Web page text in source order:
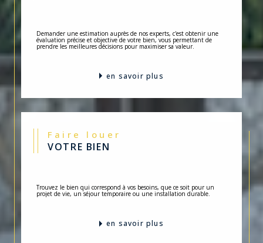
Demander une estimation auprès de nos experts, c'est obtenir une
évaluation précise et objective de votre bien, vous permettant de
prendre les meilleures décisions pour maximiser sa valeur.
en savoir plus
Faire louer
VOTRE BIEN
Trouvez le bien qui correspond à vos besoins, que ce soit pour un
projet de vie, un séjour temporaire ou une installation durable.
en savoir plus